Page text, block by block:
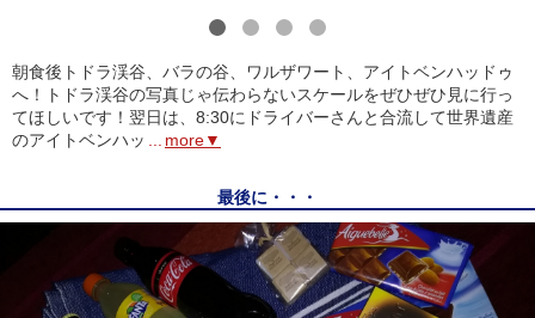
朝食後トドラ渓谷、バラの谷、ワルザワート、アイトベンハッドゥ
へ！トドラ渓谷の写真じゃ伝わらないスケールをぜひぜひ見に行っ
てほしいです！翌日は、8:30にドライバーさんと合流して世界遺産
のアイトベンハッ
more▼
最後に・・・